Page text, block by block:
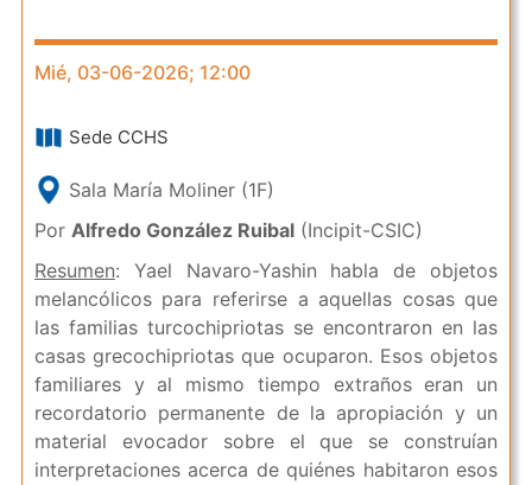
Mié, 03-06-2026; 12:00
Sede CCHS
Sala María Moliner (1F)
Por Alfredo González Ruibal(Incipit-CSIC)
Resumen: Yael Navaro-Yashin habla de objetos
melancólicos para referirse a aquellas cosas que
las familias turcochipriotas se encontraron en las
casas grecochipriotas que ocuparon. Esos objetos
familiares y al mismo tiempo extraños eran un
recordatorio permanente de la apropiación y un
material evocador sobre el que se construían
interpretaciones acerca de quiénes habitaron esos